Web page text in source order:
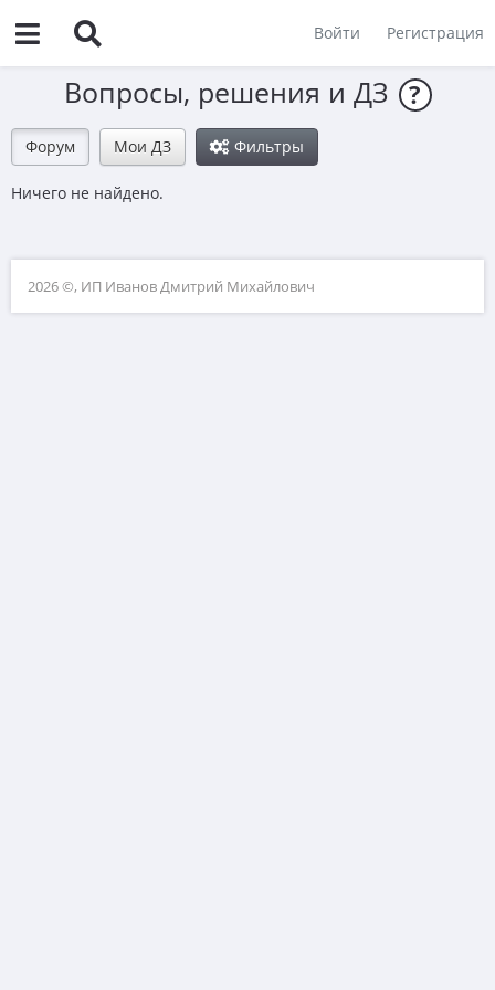
Войти Регистрация
Вопросы, решения и ДЗ ?
Форум Мои ДЗ Фильтры
Ничего не найдено.
2026 ©, ИП Иванов Дмитрий Михайлович